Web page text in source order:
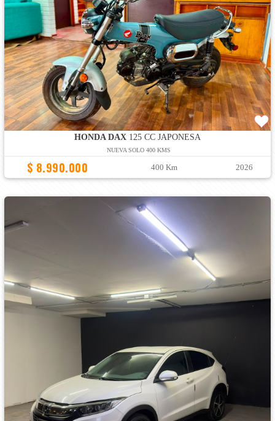
HONDA DAX125 CC JAPONESA
NUEVA SOLO 400 KMS
$ 8.990.000 400 Km 2026